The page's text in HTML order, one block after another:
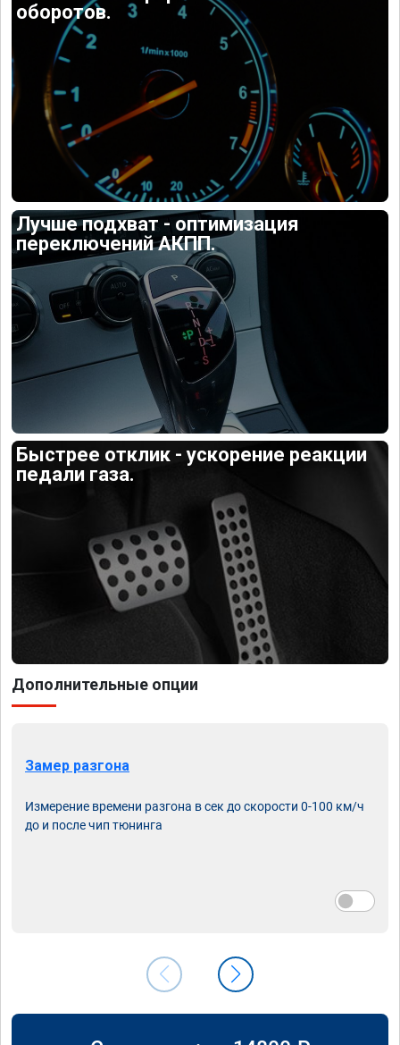
оборотов.
Лучше подхват - оптимизация
переключений АКПП.
Быстрее отклик - ускорение реакции
педали газа.
Дополнительные опции
Замер разгона
Измерение времени разгона в сек до скорости 0-100 км/ч
до и после чип тюнинга